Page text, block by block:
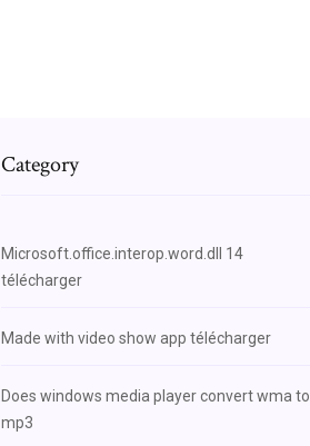
Category
Microsoft.office.interop.word.dll 14
télécharger
Made with video show app télécharger
Does windows media player convert wma to
mp3